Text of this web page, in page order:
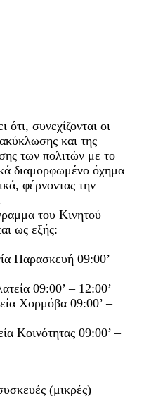
συνεχίζονται οι
και της
των πολιτών με το
διαμορφωμένο όχημα
φέρνοντας την
του Κινητού
ως εξής:
Παρασκευή 09:00’ –
09:00’ – 12:00’
Χορμόβα 09:00’ –
Κοινότητας 09:00’ –
(μικρές)